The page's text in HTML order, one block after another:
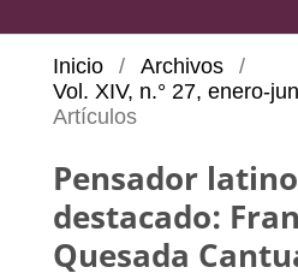
Inicio / Archivos
/
Vol. XIV, n.° 27, enero-
Artículos
Pensador
destacado:
Quesada